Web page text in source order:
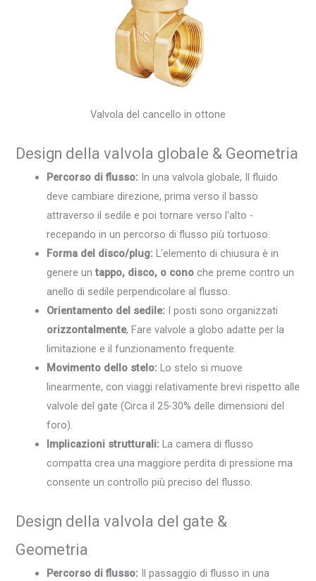
Valvola del cancello in ottone
Design della valvola globale & Geometria
Percorso di flusso: In una valvola globale, Il fluido
deve cambiare direzione, prima verso il basso
attraverso il sedile e poi tornare verso l'alto -
recepando in un percorso di flusso più tortuoso.
Forma del disco/plug: L'elemento di chiusura è in
genere untappo, disco, o cono che preme contro un
anello di sedile perpendicolare al flusso.
Orientamento del sedile: I posti sono organizzati
orizzontalmente, Fare valvole a globo adatte per la
limitazione e il funzionamento frequente.
Movimento dello stelo: Lo stelo si muove
linearmente, con viaggi relativamente brevi rispetto alle
valvole del gate (Circa il 25-30% delle dimensioni del
foro).
Implicazioni strutturali: La camera di flusso
compatta crea una maggiore perdita di pressione ma
consente un controllo più preciso del flusso.
Design della valvola del gate &
Geometria
Percorso di flusso: Il passaggio di flusso in una